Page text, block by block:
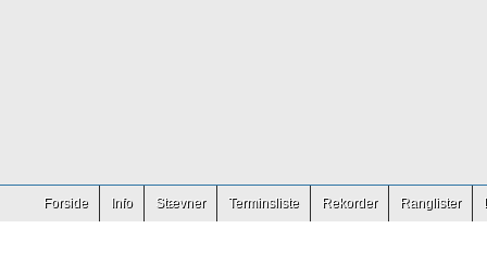
Forside Info Stævner Terminsliste Rekorder Ranglister